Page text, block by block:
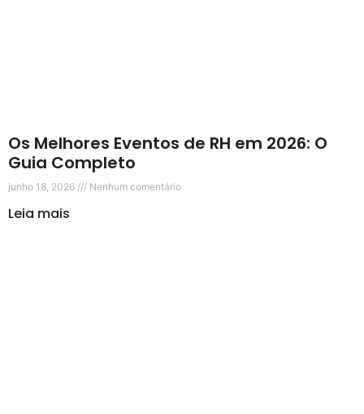
Os Melhores Eventos de RH em 2026: O
Guia Completo
junho 18, 2026 Nenhum comentário
Leia mais